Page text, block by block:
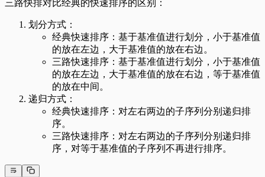
三路快排对比经典的快速排序的区别：
划分方式：
经典快速排序：基于基准值进行划分，小于基准值
的放在左边，大于基准值的放在右边。
三路快速排序：基于基准值进行划分，小于基准值
的放在左边，大于基准值的放在右边，等于基准值
的放在中间。
递归方式：
经典快速排序：对左右两边的子序列分别递归排
序。
三路快速排序：对左右两边的子序列分别递归排
序，对等于基准值的子序列不再进行排序。